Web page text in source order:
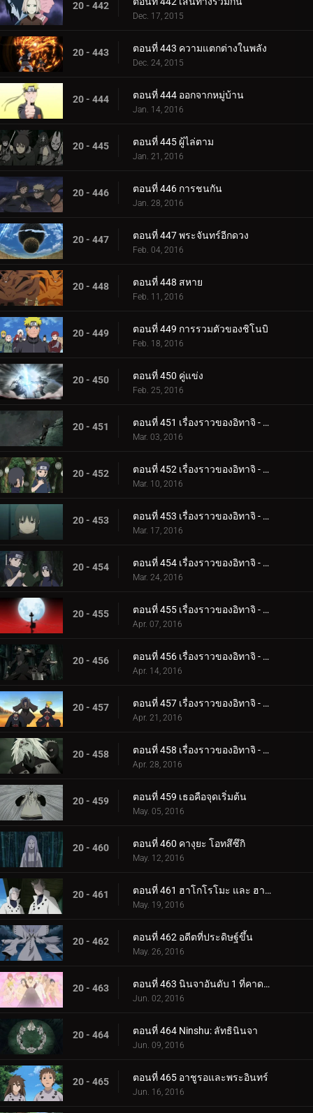
20 - 442
Dec. 17, 2015
20 - 443 ตอนที่ 443 ความแตกต่างในพลัง
Dec. 24, 2015
20 - 444 ตอนที่ 444 ออกจากหมู่บ้าน
Jan. 14, 2016
20 - 445 ตอนที่ 445 ผู้ไล่ตาม
Jan. 21, 2016
20 - 446 ตอนที่ 446 การชนกัน
Jan. 28, 2016
20 - 447 ตอนที่ 447 พระจันทร์อีกดวง
Feb. 04, 2016
20 - 448 ตอนที่ 448 สหาย
Feb. 11, 2016
20 - 449 ตอนที่ 449 การรวมตัวของชิโนบิ
Feb. 18, 2016
20 - 450 ตอนที่ 450 คู่แข่ง
Feb. 25, 2016
20 - 451 ตอนที่ 451 เรื่องราวของอิทาจิ - แสงสว่างและความมืด: การเกิดและการตาย
Mar. 03, 2016
20 - 452 ตอนที่ 452 เรื่องราวของอิทาจิ - แสงสว่างและความมืด: อัจฉริยะ
Mar. 10, 2016
20 - 453 ตอนที่ 453 เรื่องราวของอิทาจิ - แสงสว่างและความมืด: ความเจ็บปวดของชีวิต
Mar. 17, 2016
20 - 454 ตอนที่ 454 เรื่องราวของอิทาจิ - แสงสว่างและความมืด: คำขอร้องของชิซุย
Mar. 24, 2016
20 - 455 ตอนที่ 455 เรื่องราวของอิทาจิ - แสงสว่างและความมืด: คืนเดือนหงาย
Apr. 07, 2016
20 - 456 ตอนที่ 456 เรื่องราวของอิทาจิ - แสงสว่างและความมืด: ความมืดของแสงอุษา
Apr. 14, 2016
20 - 457 ตอนที่ 457 เรื่องราวของอิทาจิ - แสงสว่างและความมืด: คู่หู
Apr. 21, 2016
20 - 458 ตอนที่ 458 เรื่องราวของอิทาจิ - แสงสว่างและความมืด: ความจริง
Apr. 28, 2016
20 - 459 ตอนที่ 459 เธอคือจุดเริ่มต้น
May. 05, 2016
20 - 460 ตอนที่ 460 คางุยะ โอทสึซึกิ
May. 12, 2016
20 - 461 ตอนที่ 461 ฮาโกโรโมะ และ ฮามูระ
May. 19, 2016
20 - 462 ตอนที่ 462 อดีตที่ประดิษฐ์ขึ้น
May. 26, 2016
20 - 463 ตอนที่ 463 นินจาอันดับ 1 ที่คาดเดาไม่ได้มากที่สุด
Jun. 02, 2016
20 - 464 ตอนที่ 464 Ninshu: ลัทธินินจา
Jun. 09, 2016
20 - 465 ตอนที่ 465 อาชูรอและพระอินทร์
Jun. 16, 2016